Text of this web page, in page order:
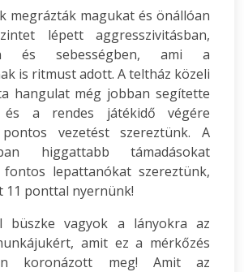
megrázták magukat és önállóan
lépett aggresszivitásban,
és sebességben, ami a
is ritmust adott. A teltház közeli
hangulat még jobban segítette
és a rendes játékidő végére
vezetést szereztünk. A
higgattabb támadásokat
lepattanókat szereztünk,
11 ponttal nyernünk!
büszke vagyok a lányokra az
amit ez a mérkőzés
koronázott meg! Amit az